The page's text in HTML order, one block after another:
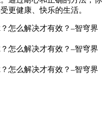
更健康、快乐的生活。